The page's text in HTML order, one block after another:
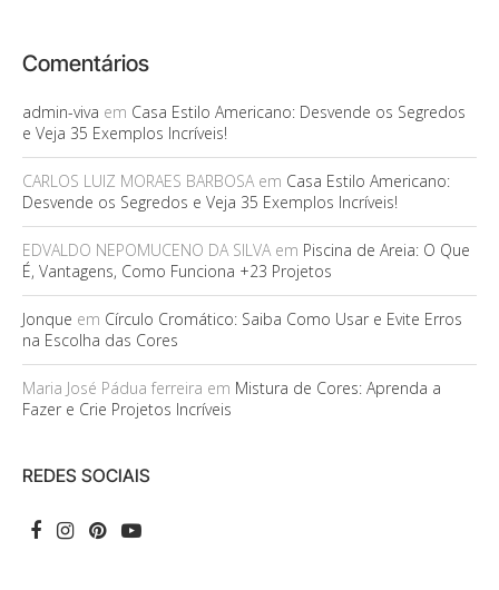
Comentários
admin-viva em Casa Estilo Americano: Desvende os Segredos
e Veja 35 Exemplos Incríveis!
CARLOS LUIZ MORAES BARBOSA em Casa Estilo Americano:
Desvende os Segredos e Veja 35 Exemplos Incríveis!
EDVALDO NEPOMUCENO DA SILVA em Piscina de Areia: O Que
É, Vantagens, Como Funciona +23 Projetos
Jonque em Círculo Cromático: Saiba Como Usar e Evite Erros
na Escolha das Cores
Maria José Pádua ferreira em Mistura de Cores: Aprenda a
Fazer e Crie Projetos Incríveis
REDES SOCIAIS